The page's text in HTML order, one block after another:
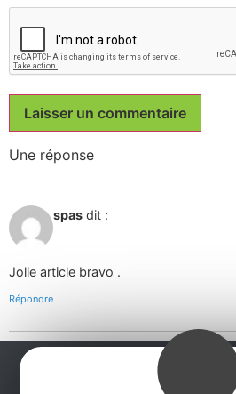
Une réponse
spas dit :
Jolie article bravo .
Répondre